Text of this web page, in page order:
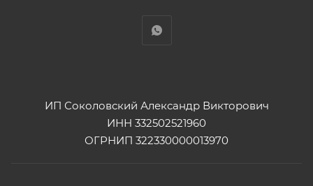
ИП Соколовский Александр Викторович
ИНН 332502521960
ОГРНИП 322330000013970